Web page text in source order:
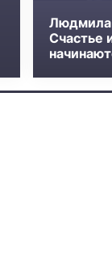
Людмила
Счастье